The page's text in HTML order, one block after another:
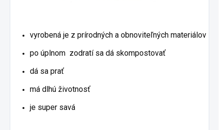
vyrobená je z prírodných a obnoviteľných materiálov
po úplnom zodratí sa dá skompostovať
dá sa prať
má dlhú životnosť
je super savá